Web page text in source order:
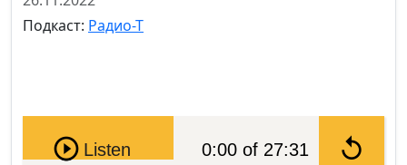
Подкаст: Радио-Т
Pause
Listen 0:00 of 27:31